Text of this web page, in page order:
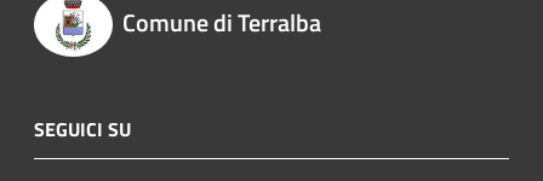
Comune di Terralba
SEGUICI SU